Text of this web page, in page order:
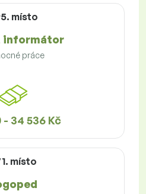
místo
informátor
práce
- 34 536 Kč
místo